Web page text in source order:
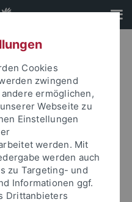
Ihr Passwort an um sich
Cookies
zwingend
ermöglichen,
Webseite zu
Einstellungen
werden. Mit
werden auch
zu Targeting- und
Informationen ggf.
Drittanbieters